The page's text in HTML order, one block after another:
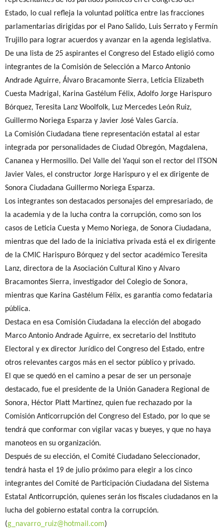
Estado, lo cual refleja la voluntad política entre las fracciones
parlamentarias dirigidas por el Pano Salido, Luis Serrato y Fermín
Trujillo para lograr acuerdos y avanzar en la agenda legislativa.
De una lista de 25 aspirantes el Congreso del Estado eligió como
integrantes de la Comisión de Selección a Marco Antonio
Andrade Aguirre, Álvaro Bracamonte Sierra, Leticia Elizabeth
Cuesta Madrigal, Karina Gastélum Félix, Adolfo Jorge Harispuro
Bórquez, Teresita Lanz Woolfolk, Luz Mercedes León Ruiz,
Guillermo Noriega Esparza y Javier José Vales García.
La Comisión Ciudadana tiene representación estatal al estar
integrada por personalidades de Ciudad Obregón, Magdalena,
Cananea y Hermosillo. Del Valle del Yaqui son el rector del ITSON
Javier Vales, el constructor Jorge Harispuro y el ex dirigente de
Sonora Ciudadana Guillermo Noriega Esparza.
Los integrantes son destacados personajes del empresariado, de
la academia y de la lucha contra la corrupción, como son los
casos de Leticia Cuesta y Memo Noriega, de Sonora Ciudadana,
mientras que del lado de la iniciativa privada está el ex dirigente
de la CMIC Harispuro Bórquez y del sector académico Teresita
Lanz, directora de la Asociación Cultural Kino y Alvaro
Bracamontes Sierra, investigador del Colegio de Sonora,
mientras que Karina Gastélum Félix, es garantía como fedataria
pública.
Destaca en esa Comisión Ciudadana la elección del abogado
Marco Antonio Andrade Aguirre, ex secretario del Instituto
Electoral y ex director Jurídico del Congreso del Estado, entre
otros relevantes cargos más en el sector público y privado.
El que se quedó en el camino a pesar de ser un personaje
destacado, fue el presidente de la Unión Ganadera Regional de
Sonora, Héctor Platt Martínez, quien fue rechazado por la
Comisión Anticorrupción del Congreso del Estado, por lo que se
tendrá que conformar con vigilar vacas y bueyes, y que no haya
manoteos en su organización.
Después de su elección, el Comité Ciudadano Seleccionador,
tendrá hasta el 19 de julio próximo para elegir a los cinco
integrantes del Comité de Participación Ciudadana del Sistema
Estatal Anticorrupción, quienes serán los fiscales ciudadanos en la
lucha del gobierno estatal contra la corrupción.
(g_navarro_ruiz@hotmail.com)